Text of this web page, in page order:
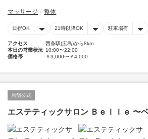
マッサージ 整体
日祝OK 21時以降OK 駐車場有
アクセス
西条駅(広島)から8km
本日の営業状況 10:00〜22:00
価格帯
￥3,000〜￥4,000
店舗公式
エステティックサロン Ｂｅｌｌｅ 〜